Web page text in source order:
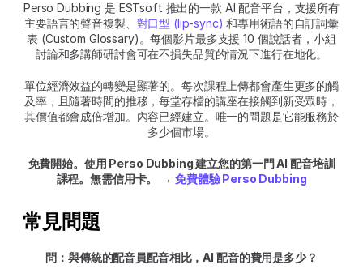
Perso Dubbing 是 ESTsoft 推出的一款 AI 配音平台，支援所有
主要語言的聲音複製、 對口型 (lip-sync) 和專用術語的自訂詞彙
表 (Custom Glossary)。每個影片最多支援 10 個說話者，小組
討論和多講師研討會可在不損失品質的情況下進行在地化。
單位經濟效益的轉變是顯著的。每次課程上傳都會產生更多的觸
及率，且隨著時間的推移，每堂存檔的講座在接觸到新受眾時，
其價值都會成倍增加。內容已經建立。唯一的問題是它能服務於
多少個市場。
免費開始。使用 Perso Dubbing 建立您的第一門 AI 配音培訓
課程。無需信用卡。
→ 免費體驗 Perso Dubbing
常見問題
問：與傳統的配音員配音相比，AI 配音的費用是多少？